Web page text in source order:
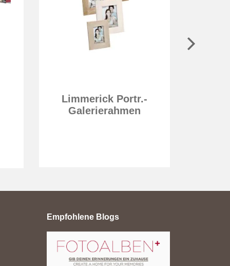
Limmerick Portr.-
Galerierahmen
Empfohlene Blogs